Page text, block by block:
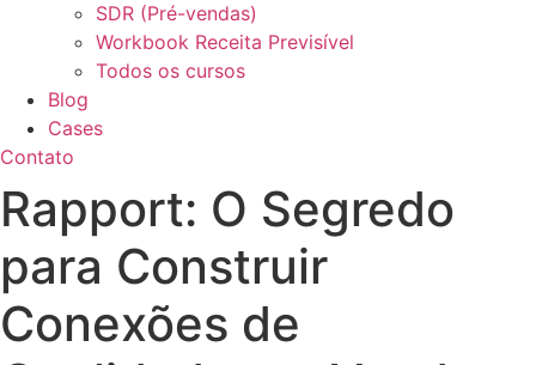
SDR (Pré-vendas)
Workbook Receita Previsível
Todos os cursos
Blog
Cases
Contato
Rapport: O Segredo
para Construir
Conexões de